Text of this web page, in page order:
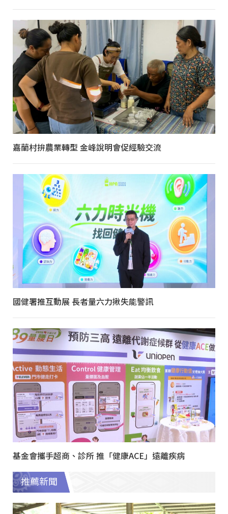
嘉蘭村拚農業轉型 金峰說明會促經驗交流
國健署推互動展 長者量六力揪失能警訊
基金會攜手超商、診所 推「健康ACE」遠離疾病
推薦新聞